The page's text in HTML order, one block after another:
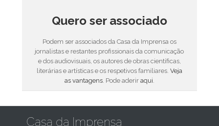
Quero ser associado
Podem ser associados da Casa da Imprensa os
jornalistas e restantes profissionais da comunicação
e dos audiovisuais, os autores de obras científicas,
literárias e artísticas e os respetivos familiares. Veja
as vantagens. Pode aderir aqui
Casa da Imprensa